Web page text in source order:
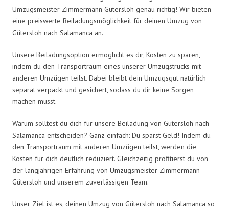
Umzugsmeister Zimmermann Gütersloh genau richtig! Wir bieten
eine preiswerte Beiladungsmöglichkeit für deinen Umzug von
Gütersloh nach Salamanca an.
Unsere Beiladungsoption ermöglicht es dir, Kosten zu sparen,
indem du den Transportraum eines unserer Umzugstrucks mit
anderen Umzügen teilst. Dabei bleibt dein Umzugsgut natürlich
separat verpackt und gesichert, sodass du dir keine Sorgen
machen musst.
Warum solltest du dich für unsere Beiladung von Gütersloh nach
Salamanca entscheiden? Ganz einfach: Du sparst Geld! Indem du
den Transportraum mit anderen Umzügen teilst, werden die
Kosten für dich deutlich reduziert. Gleichzeitig profitierst du von
der langjährigen Erfahrung von Umzugsmeister Zimmermann
Gütersloh und unserem zuverlässigen Team.
Unser Ziel ist es, deinen Umzug von Gütersloh nach Salamanca so